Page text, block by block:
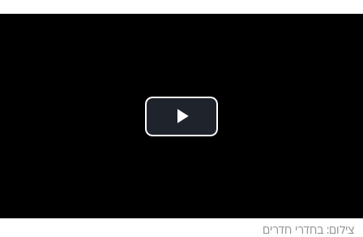
צילום: בחדרי חדרים